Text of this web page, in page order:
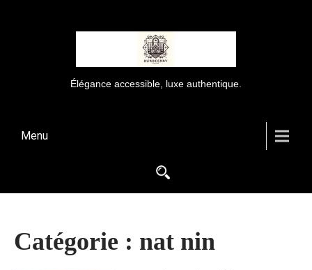
Élégance accessible, luxe authentique.
Menu
Catégorie : nat nin